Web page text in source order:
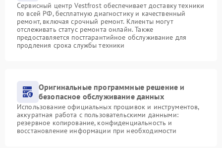
Сервисный центр Vestfrost обеспечивает доставку техники
по всей РФ, бесплатную диагностику и качественный
ремонт, включая срочный ремонт. Клиенты могут
отслеживать статус ремонта онлайн. Также
предоставляется постгарантийное обслуживание для
продления срока службы техники
Оригинальные программные решение и
безопасное обслуживание данных
Использование официальных прошивок и инструментов,
аккуратная работа с пользовательскими данными:
резервное копирование, конфиденциальность и
восстановление информации при необходимости